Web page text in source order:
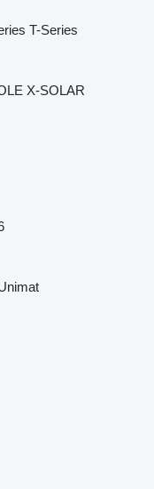
T-Series
X-SOLAR